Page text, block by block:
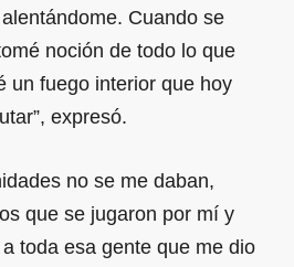
Cuando se
noción de todo lo que
un fuego interior que hoy
expresó.
no se me daban,
que se jugaron por mí y
toda esa gente que me dio